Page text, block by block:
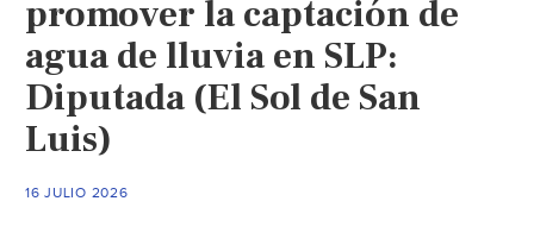
promover la captación de
agua de lluvia en SLP:
Diputada (El Sol de San
Luis)
16 JULIO 2026